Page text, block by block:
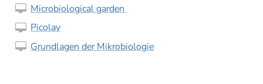
Microbiological garden
Picolay
Grundlagen der Mikrobiologie